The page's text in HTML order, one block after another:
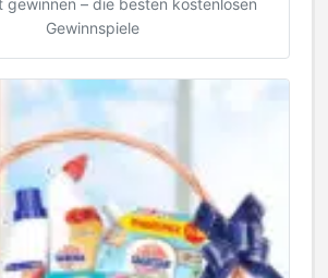
gewinnen – die besten kostenlosen
Gewinnspiele